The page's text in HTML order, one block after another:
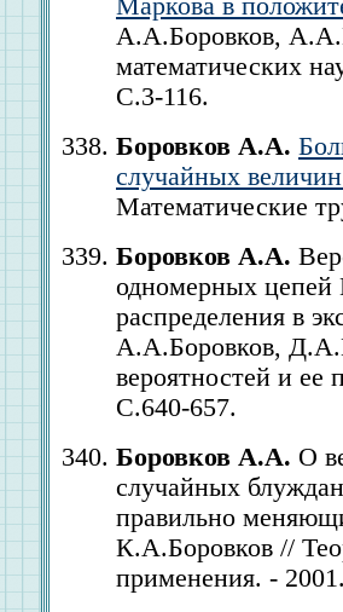
Маркова в
А.А.Боровков,
математических
С.3-116.
Боровков А.А.
случайных
Математические
Боровков А.А.
одномерных
распределения в
А.А.Боровков,
вероятностей и
С.640-657.
Боровков А.А. О
случайных
правильно
К.А.Боровков //
применения. -